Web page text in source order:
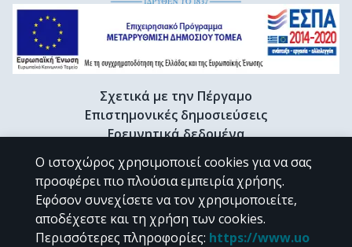
Σχετικά με την Πέργαμο
Επιστημονικές δημοσιεύσεις
Ερευνητικά δεδομένα
Διδακτορικές διατριβές & Γκρίζα βιβλιογραφία
Προφίλ Ερευνητή
CC BY-NC 4.0
Ο ιστοχώρος χρησιμοποιεί cookies για να σας
προσφέρει πιο πλούσια εμπειρία χρήσης.
Εφόσον συνεχίσετε να τον χρησιμοποιείτε,
αποδέχεστε και τη χρήση των cookies.
Περισσότερες πληροφορίες: https://www.uo